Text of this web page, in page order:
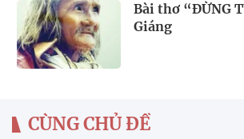
Bài thơ “ĐỪNG
Giáng
CÙNG CHỦ ĐỀ